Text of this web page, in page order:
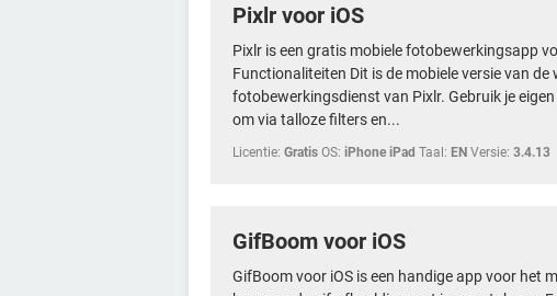
Pixlr voor iOS
Pixlr is een gratis mobiele fotobewerkingsapp
Functionaliteiten Dit is de mobiele versie van de
fotobewerkingsdienst van Pixlr. Gebruik je
om via talloze filters en...
Licentie: Gratis OS: iPhone iPad Taal: EN Versie: 3.4.13
GifBoom voor iOS
GifBoom voor iOS is een handige app voor het